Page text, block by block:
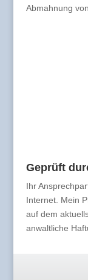
Abmahnung
Geprüft
Ihr
Internet. Mein
auf dem
anwaltliche